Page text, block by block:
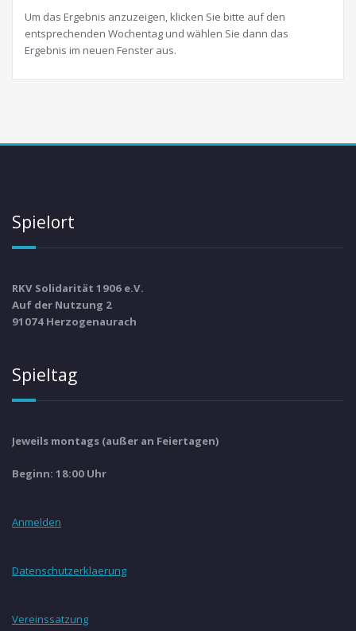
Um das Ergebnis anzuzeigen, klicken Sie bitte auf den
entsprechenden Wochentag und wählen Sie dann das
Ergebnis im neuen Fenster aus.
Spielort
RKV Solidarität 1906 e.V.
Auf der Nutzung 2
91074 Herzogenaurach
Spieltag
Jeweils montags (außer an Feiertagen)
Beginn: 18:00 Uhr
Anmelden
Datenschutzerklaerung
Vereinssatzung